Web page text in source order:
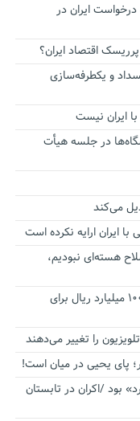
اقتدار ناوگروه ۱۰۳ در مأموریت‌ اقیانوسی/ ۵ درخواست ایران در
اقتصاد ایران؟
و یکطرفه‌سازی
ایران نیست
در جلسه هیأت
می‌کند
ایران ارایه نکرده است
هسته‌ای نبودیم،
آستانه الزام به دریافت صورت های مالی به ۱۰۰ میلیارد ریال برای
را تغییر می‌دهند
پای یحیی در میان است!
بود /اکران در تابستان